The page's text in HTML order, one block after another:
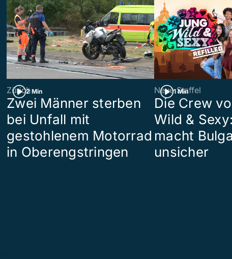
2 Min
Zürich
Zwei Männer sterben
bei Unfall mit
gestohlenem Motorrad
in Oberengstringen
1 Min
Neue Staffel
Die Crew
Wild &
macht
unsicher